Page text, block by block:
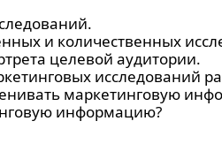
и количественных
целевой аудитории.
исследований
маркетинговую
информацию?